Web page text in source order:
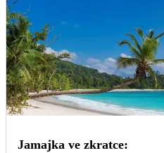
Jamajka ve zkratce: